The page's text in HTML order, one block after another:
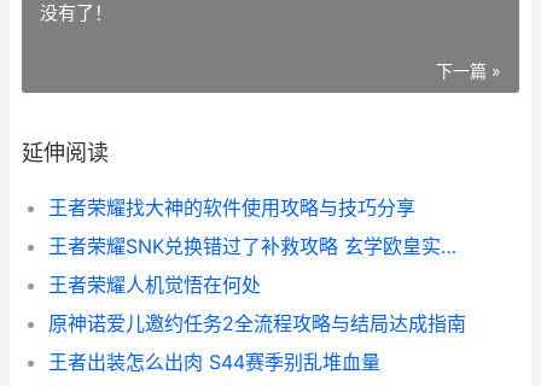
没有了！
下一篇 »
延伸阅读
王者荣耀找大神的软件使用攻略与技巧分享
王者荣耀SNK兑换错过了补救攻略 玄学欧皇实战止损思路
王者荣耀人机觉悟在何处
原神诺爱儿邀约任务2全流程攻略与结局达成指南
王者出装怎么出肉 S44赛季别乱堆血量